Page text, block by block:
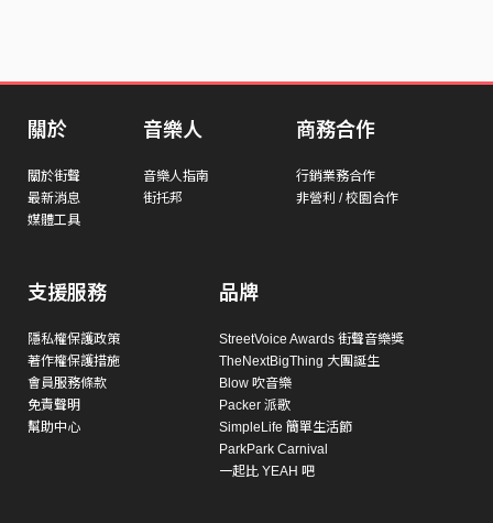
關於
關於街聲
最新消息
媒體工具
音樂人
音樂人指南
街托邦
商務合作
行銷業務合作
非營利 / 校園合作
支援服務
隱私權保護政策
著作權保護措施
會員服務條款
免責聲明
幫助中心
品牌
StreetVoice Awards 街聲音樂獎
TheNextBigThing 大團誕生
Blow 吹音樂
Packer 派歌
SimpleLife 簡單生活節
ParkPark Carnival
一起比 YEAH 吧